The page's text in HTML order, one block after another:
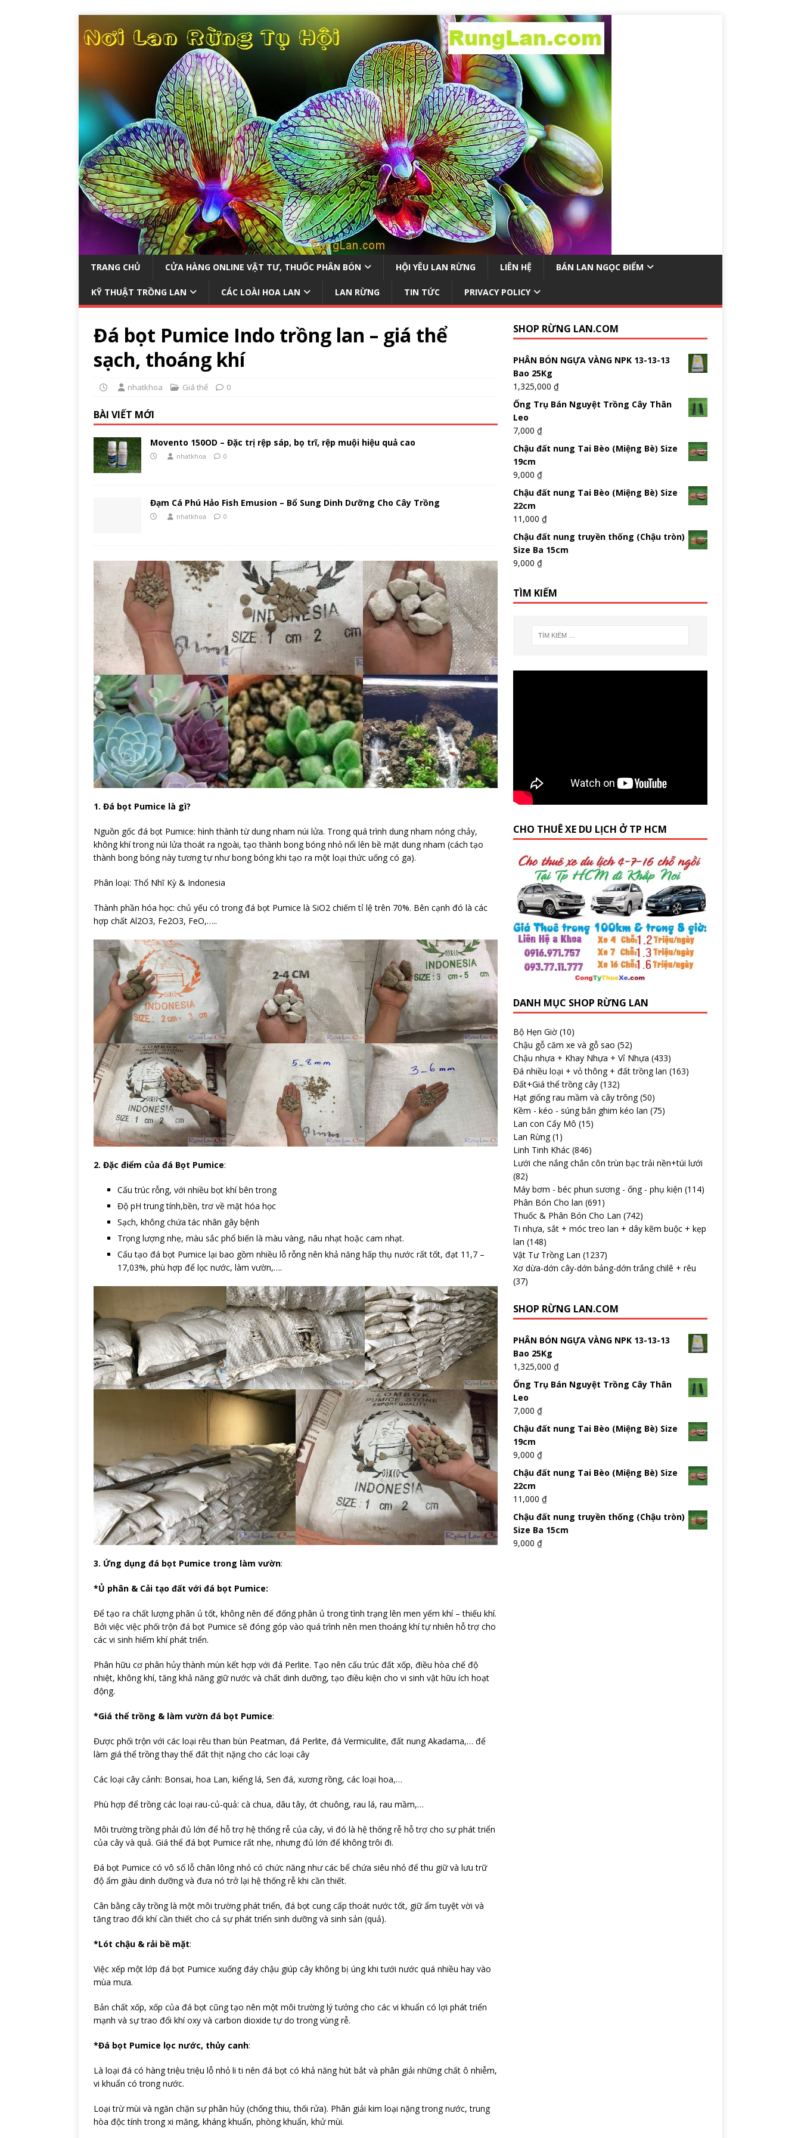
TRANG CHỦ CỬA HÀNG ONLINE VẬT TƯ, THUỐC PHÂN BÓN HỘI YÊU LAN RỪNG LIÊN HỆ BÁN LAN NGỌC ĐIỂM
KỸ THUẬT TRỒNG LAN CÁC LOÀI HOA LAN LAN RỪNG TIN TỨC PRIVACY POLICY
Đá bọt Pumice Indo trồng lan – giá thể
sạch, thoáng khí
nhatkhoa Giá thể 0
BÀI VIẾT MỚI
Movento 150OD – Đặc trị rệp sáp, bọ trĩ, rệp muội hiệu quả cao
nhatkhoa 0
Đạm Cá Phú Hảo Fish Emusion – Bổ Sung Dinh Dưỡng Cho Cây Trồng
nhatkhoa 0
1. Đá bọt Pumice là gì?
Nguồn gốc đá bọt Pumice: hình thành từ dung nham núi lửa. Trong quá trình dung nham nóng chảy,
không khí trong núi lửa thoát ra ngoài, tạo thành bong bóng nhỏ nổi lên bề mặt dung nham (cách tạo
thành bong bóng này tương tự như bong bóng khi tạo ra một loại thức uống có ga).
​Phân loại: Thổ Nhĩ Kỳ & Indonesia
Thành phần hóa học: chủ yếu có trong đá bọt Pumice là SiO2 chiếm tỉ lệ trên 70%. Bên cạnh đó là các
hợp chất Al2O3, Fe2O3, FeO,…..
2. Đặc điểm của đá Bọt Pumice:
Cấu trúc rỗng, với nhiều bọt khí bên trong
Độ pH trung tính,bền, trơ về mặt hóa học
Sạch, không chứa tác nhân gây bệnh
Trọng lượng nhẹ, màu sắc phổ biến là màu vàng, nâu nhạt hoặc cam nhạt.
Cấu tạo đá bọt Pumice lại bao gồm nhiều lỗ rỗng nên khả năng hấp thụ nước rất tốt, đạt 11,7 –
17,03%, phù hợp để lọc nước, làm vườn,….
3. Ứng dụng đá bọt Pumice trong làm vườn:
*Ủ phân & Cải tạo đất với đá bọt Pumice:
Để tạo ra chất lượng phân ủ tốt, không nên để đống phân ủ trong tình trạng lên men yếm khí – thiếu khí.
Bởi việc việc phối trộn đá bọt Pumice sẽ đóng góp vào quá trình nên men thoáng khí tự nhiên hỗ trợ cho
các vi sinh hiếm khí phát triển.
Phân hữu cơ phân hủy thành mùn kết hợp với đá Perlite. Tạo nên cấu trúc đất xốp, điều hòa chế độ
nhiệt, không khí, tăng khả năng giữ nước và chất dinh dưỡng, tạo điều kiện cho vi sinh vật hữu ích hoạt
động.
*Giá thể trồng & làm vườn đá bọt Pumice:
Được phối trộn với các loại rêu than bùn Peatman, đá Perlite, đá Vermiculite, đất nung Akadama,… để
làm giá thể trồng thay thế đất thịt nặng cho các loại cây
Các loại cây cảnh: Bonsai, hoa Lan, kiểng lá, Sen đá, xương rồng, các loại hoa,…
Phù hợp để trồng các loại rau-củ-quả: cà chua, dâu tây, ớt chuông, rau lá, rau mầm,…
Môi trường trồng phải đủ lớn để hỗ trợ hệ thống rễ của cây, vì đó là hệ thống rễ hỗ trợ cho sự phát triển
của cây và quả. Giá thể đá bọt Pumice rất nhẹ, nhưng đủ lớn để không trôi đi.
Đá bọt Pumice có vô số lỗ chân lông nhỏ có chức năng như các bể chứa siêu nhỏ để thu giữ và lưu trữ
độ ẩm giàu dinh dưỡng và đưa nó trở lại hệ thống rễ khi cần thiết.
Cân bằng cây trồng là một môi trường phát triển, đá bọt cung cấp thoát nước tốt, giữ ẩm tuyệt vời và
tăng trao đổi khí cần thiết cho cả sự phát triển sinh dưỡng và sinh sản (quả).
*Lót chậu & rải bề mặt:
Việc xếp một lớp đá bọt Pumice xuống đáy chậu giúp cây không bị úng khi tưới nước quá nhiều hay vào
mùa mưa.
Bản chất xốp, xốp của đá bọt cũng tạo nên một môi trường lý tưởng cho các vi khuẩn có lợi phát triển
mạnh và sự trao đổi khí oxy và carbon dioxide tự do trong vùng rễ.
*Đá bọt Pumice lọc nước, thủy canh:
Là loại đá có hàng triệu triệu lỗ nhỏ li ti nên đá bọt có khả năng hút bắt và phân giải những chất ô nhiễm,
vi khuẩn có trong nước.
Loại trừ mùi và ngăn chặn sự phân hủy (chống thiu, thối rửa). Phân giải kim loại nặng trong nước, trung
hòa độc tính trong xi măng, kháng khuẩn, phòng khuẩn, khử mùi.
SHOP RỪNG LAN.COM
PHÂN BÓN NGỰA VÀNG NPK 13-13-13
Bao 25Kg
1,325,000 ₫
Ống Trụ Bán Nguyệt Trồng Cây Thân
Leo
7,000 ₫
Chậu đất nung Tai Bèo (Miệng Bè) Size
19cm
9,000 ₫
Chậu đất nung Tai Bèo (Miệng Bè) Size
22cm
11,000 ₫
Chậu đất nung truyền thống (Chậu tròn)
Size Ba 15cm
9,000 ₫
TÌM KIẾM
CHO THUÊ XE DU LỊCH Ở TP HCM
DANH MỤC SHOP RỪNG LAN
Bộ Hẹn Giờ (10)
Chậu gỗ căm xe và gỗ sao (52)
Chậu nhựa + Khay Nhựa + Vỉ Nhựa (433)
Đá nhiều loại + vỏ thông + đất trồng lan (163)
Đất+Giá thể trồng cây (132)
Hạt giống rau mầm và cây trông (50)
Kềm - kéo - súng bắn ghim kéo lan (75)
Lan con Cấy Mô (15)
Lan Rừng (1)
Linh Tinh Khác (846)
Lưới che nắng chắn côn trùn bạc trải nền+túi lưới
(82)
Máy bơm - béc phun sương - ống - phụ kiện (114)
Phân Bón Cho lan (691)
Thuốc & Phân Bón Cho Lan (742)
Ti nhựa, sắt + móc treo lan + dây kẽm buộc + kẹp
lan (148)
Vật Tư Trồng Lan (1237)
Xơ dừa-dớn cây-dớn bảng-dớn trắng chilê + rêu
(37)
SHOP RỪNG LAN.COM
PHÂN BÓN NGỰA VÀNG NPK 13-13-13
Bao 25Kg
1,325,000 ₫
Ống Trụ Bán Nguyệt Trồng Cây Thân
Leo
7,000 ₫
Chậu đất nung Tai Bèo (Miệng Bè) Size
19cm
9,000 ₫
Chậu đất nung Tai Bèo (Miệng Bè) Size
22cm
11,000 ₫
Chậu đất nung truyền thống (Chậu tròn)
Size Ba 15cm
9,000 ₫